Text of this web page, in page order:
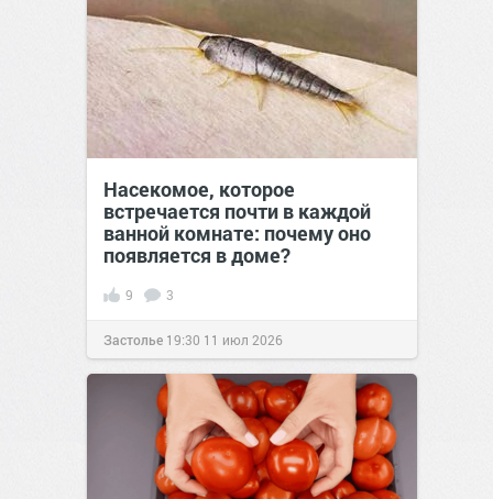
Насекомое, которое
встречается почти в каждой
ванной комнате: почему оно
появляется в доме?
9 3
Застолье 19:30 11 июл 2026